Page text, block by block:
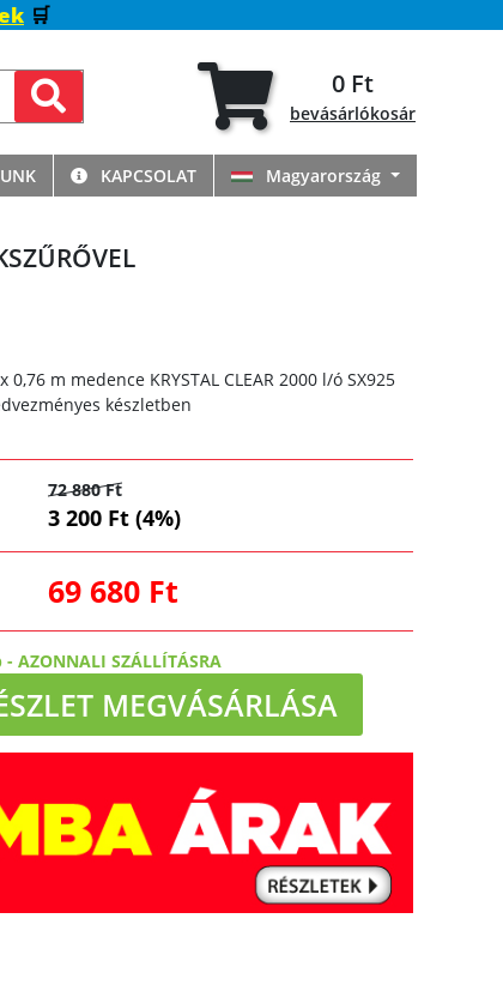
🛒
0 Ft
bevásárlókosár
KAPCSOLAT Magyarország
0,76 m medence KRYSTAL CLEAR 2000 l/ó SX925
készletben
72 880 Ft
3 200 Ft (4%)
69 680 Ft
- AZONNALI SZÁLLÍTÁSRA
MEGVÁSÁRLÁSA